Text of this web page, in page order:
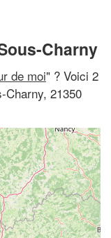
Charny
de moi" ? Voici 2
Charny, 21350